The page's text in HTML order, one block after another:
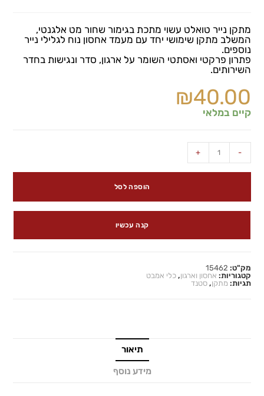
מתקן נייר טואלט עשוי מתכת בגימור שחור מט אלגנטי,
המשלב מתקן שימושי יחד עם מעמד אחסון נוח לגלילי נייר
נוספים.
פתרון פרקטי ואסתטי השומר על ארגון, סדר ונגישות בחדר
השירותים.
₪40.00
קיים במלאי
-
+
הוספה לסל
קנה עכשיו
מק"ט: 15462
קטגוריות: אחסון וארגון,כלי אמבט
תגיות: מתקן,סטנד
תיאור
מידע נוסף